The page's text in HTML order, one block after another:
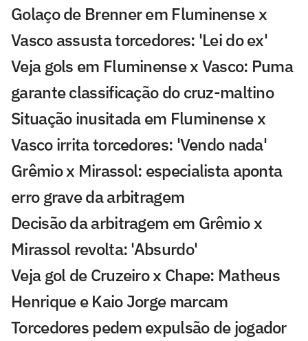
Golaço de Brenner em Fluminense x
Vasco assusta torcedores: 'Lei do ex'
Veja gols em Fluminense x Vasco: Puma
garante classificação do cruz-maltino
Situação inusitada em Fluminense x
Vasco irrita torcedores: 'Vendo nada'
Grêmio x Mirassol: especialista aponta
erro grave da arbitragem
Decisão da arbitragem em Grêmio x
Mirassol revolta: 'Absurdo'
Veja gol de Cruzeiro x Chape: Matheus
Henrique e Kaio Jorge marcam
Torcedores pedem expulsão de jogador